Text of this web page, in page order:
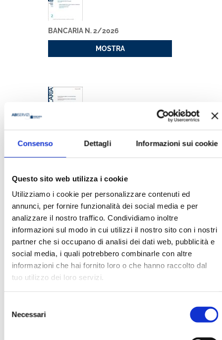
Consenso Dettagli Informazioni sui cookie
Questo sito web utilizza i cookie
Utilizziamo i cookie per personalizzare contenuti ed
annunci, per fornire funzionalità dei social media e per
analizzare il nostro traffico. Condividiamo inoltre
informazioni sul modo in cui utilizzi il nostro sito con i nostri
partner che si occupano di analisi dei dati web, pubblicità e
social media, i quali potrebbero combinarle con altre
informazioni che hai fornito loro o che hanno raccolto dal
tuo utilizzo dei loro servizi.
delNecessari
BANCARIA N. 2/2026
MOSTRA
BANCARIA N. 10/2025
MOSTRA